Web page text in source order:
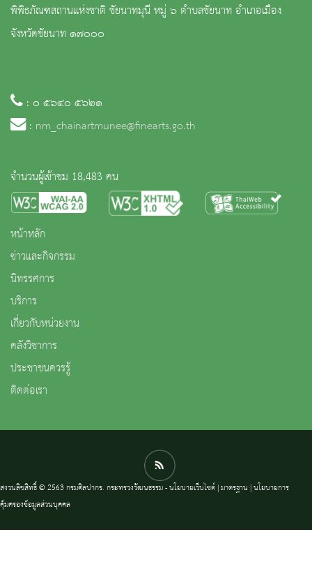
พิพิธภัณฑสถานแห่งชาติ ชัยนาทมุนี หมู่ ๖ ตำบลชัยนาท อำเภอเมือง
จังหวัดชัยนาท ๑๗๐๐๐
: ๐ ๕๖๔๐ ๕๖๒๑
: nm_chainartmunee@finearts.go.th
จำนวนผู้เข้าชม 18,483 คน
หน้าหลัก
ข่าวและกิจกรรม
นิทรรศการ
บริการ
เกี่ยวกับหน่วยงาน
คลังวิชาการ
ประชาชนควรรู้
ติดต่อเรา
สงวนลิขสิทธิ์ © 2563 กรมศิลปากร. กระทรวงวัฒนธรรม -นโยบายเว็บไซต์|มาตรฐาน |นโยบายการ
คุ้มครองข้อมูลส่วนบุคคล